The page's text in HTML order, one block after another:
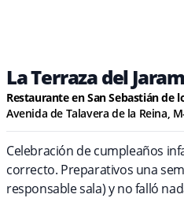
La Terraza del
Restaurante en San Sebastián de
Avenida de Talavera de la Reina,
Celebración de cumpleaños
correcto. Preparativos una
responsable sala) y no falló